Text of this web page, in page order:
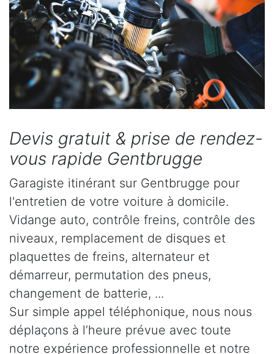
Devis gratuit & prise de rendez-
vous rapide Gentbrugge
Garagiste itinérant sur Gentbrugge pour
l'entretien de votre voiture à domicile.
Vidange auto, contrôle freins, contrôle des
niveaux, remplacement de disques et
plaquettes de freins, alternateur et
démarreur, permutation des pneus,
changement de batterie, ...
Sur simple appel téléphonique, nous nous
déplaçons à l’heure prévue avec toute
notre expérience professionnelle et notre